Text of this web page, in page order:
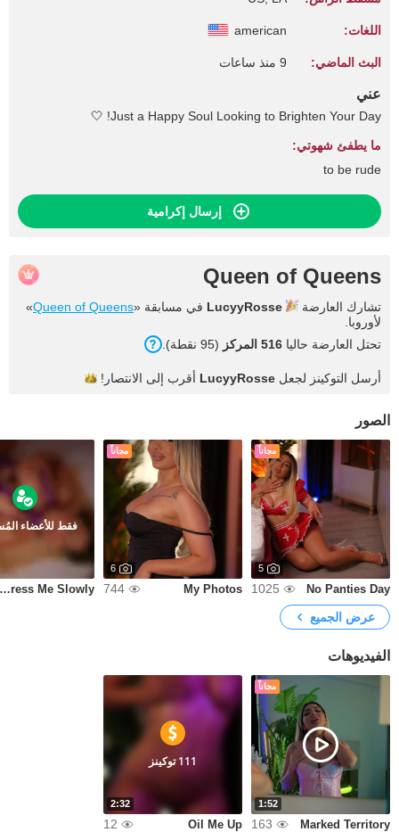
اللغات: american
البث الماضي: 9 منذ ساعات
عني
Just a Happy Soul Looking to Brighten Your Day! 🤍
ما يطفئ شهوتي:
to be rude
إرسال إكرامية
Queen of Queens
تشارك العارضة LucyyRosse في مسابقة «Queen of Queens
»
لأوروبا.
تحتل العارضة حاليا 516 المركز (95 نقطة).
أرسل التوكينز لجعل LucyyRosse أقرب إلى الانتصار!
الصور
مجاناً
5
No Panties Day
1025
مجاناً
6
My Photos
744
فقط للأعضاء
Undress Me Slowly
عرض الجميع
الفيديوهات
مجاناً
1:52
Marked Territory
163
2:32
111 توكينز
Oil Me Up
12